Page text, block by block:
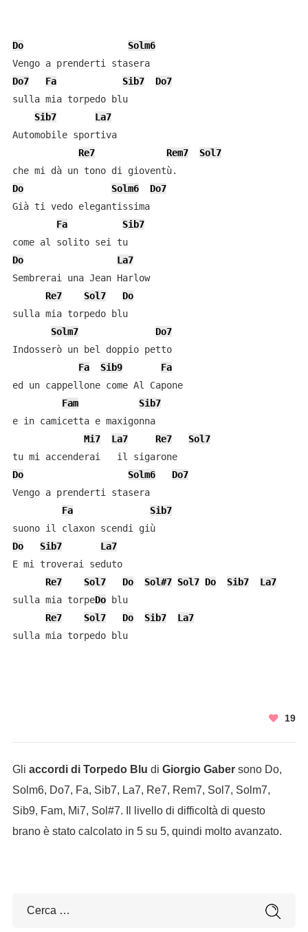
Do
Solm6
Vengo a prenderti stasera
Do7
Fa Sib7
Do7
sulla mia torpedo blu
Sib7
La7
Automobile sportiva
Re7
Rem7
Sol7
Do
Solm6
Do7
Già ti vedo elegantissima
Fa
Sib7
come al solito sei tu
Do
La7
Sembrerai una Jean Harlow
Re7
Sol7
Do
sulla mia torpedo blu
Solm7
Do7
Indosserò un bel doppio petto
Fa
Sib9
Fa
ed un cappellone come Al Capone
Fam
Sib7
e in camicetta e maxigonna
Mi7
La7 Re7
Sol7
tu mi accenderai   il sigarone
Do
Solm6
Do7
Vengo a prenderti stasera
Fa
Sib7
suono il claxon scendi giù
Do
Sib7
La7
E mi troverai seduto
Re7
Sol7 Do Sol#7 Sol7 Do Sib7
La7
sulla mia torpeDo blu
Re7
Sol7 Do Sib7
La7
sulla mia torpedo blu
19
Gli accordi di Torpedo Blu di Giorgio Gabersono Do,
Solm6, Do7, Fa, Sib7, La7, Re7, Rem7, Sol7, Solm7,
Sib9, Fam, Mi7, Sol#7. Il livello di difficoltà di questo
brano è stato calcolato in 5 su 5, quindi molto avanzato.